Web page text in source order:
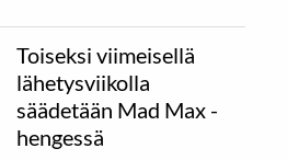
Toiseksi viimeisellä
lähetysviikolla
säädetään Mad Max -
hengessä